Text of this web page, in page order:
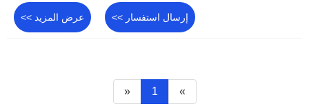
عرض المزيد >> إرسال استفسار >>
« 1 »